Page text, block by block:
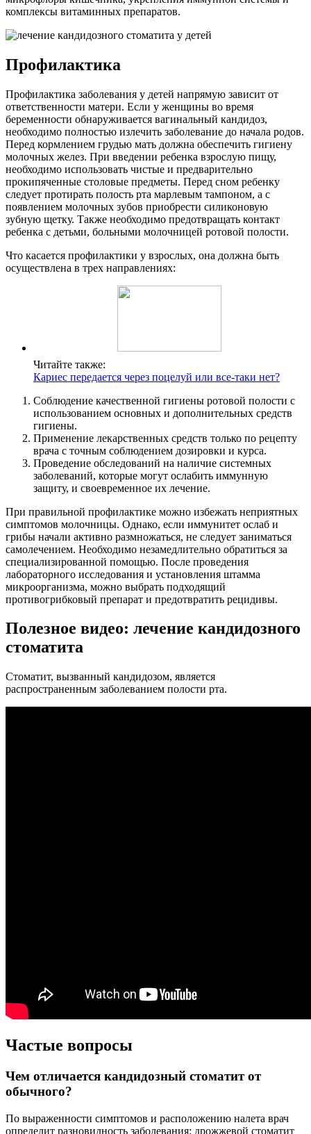
комплексы витаминных препаратов.
Профилактика
Профилактика заболевания у детей напрямую зависит от
ответственности матери. Если у женщины во время
беременности обнаруживается вагинальный кандидоз,
необходимо полностью излечить заболевание до начала родов.
Перед кормлением грудью мать должна обеспечить гигиену
молочных желез. При введении ребенка взрослую пищу,
необходимо использовать чистые и предварительно
прокипяченные столовые предметы. Перед сном ребенку
следует протирать полость рта марлевым тампоном, а с
появлением молочных зубов приобрести силиконовую
зубную щетку. Также необходимо предотвращать контакт
ребенка с детьми, больными молочницей ротовой полости.
Что касается профилактики у взрослых, она должна быть
осуществлена в трех направлениях:
Читайте также:
Кариес передается через поцелуй или все-таки нет?
Соблюдение качественной гигиены ротовой полости с
использованием основных и дополнительных средств
гигиены.
Применение лекарственных средств только по рецепту
врача с точным соблюдением дозировки и курса.
Проведение обследований на наличие системных
заболеваний, которые могут ослабить иммунную
защиту, и своевременное их лечение.
При правильной профилактике можно избежать неприятных
симптомов молочницы. Однако, если иммунитет ослаб и
грибы начали активно размножаться, не следует заниматься
самолечением. Необходимо незамедлительно обратиться за
специализированной помощью. После проведения
лабораторного исследования и установления штамма
микроорганизма, можно выбрать подходящий
противогрибковый препарат и предотвратить рецидивы.
Полезное видео: лечение кандидозного
стоматита
Стоматит, вызванный кандидозом, является
распространенным заболеванием полости рта.
Частые вопросы
Чем отличается кандидозный стоматит от
обычного?
По выраженности симптомов и расположению налета врач
определит разновидность заболевания: дрожжевой стоматит